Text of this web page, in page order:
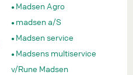
Madsen Agro
madsen a/S
Madsen service
Madsens multiservice
v/Rune Madsen